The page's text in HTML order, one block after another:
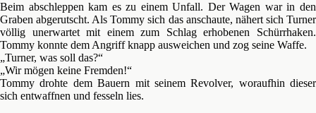
Beim abschleppen kam es zu einem Unfall. Der Wagen war in den
Graben abgerutscht. Als Tommy sich das anschaute, nähert sich Turner
völlig unerwartet mit einem zum Schlag erhobenen Schürrhaken.
Tommy konnte dem Angriff knapp ausweichen und zog seine Waffe.
„Turner, was soll das?“
„Wir mögen keine Fremden!“
Tommy drohte dem Bauern mit seinem Revolver, woraufhin dieser
sich entwaffnen und fesseln lies.